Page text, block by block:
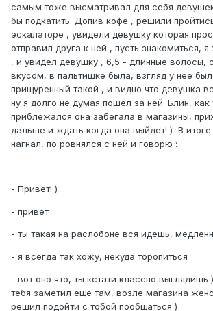
самым тоже высматривал для себя
бы подкатить. Допив кофе , решили
эскалаторе , увидели девушку которая
отправил друга к ней , пусть знакомиться,
, и увидел девушку , 6,5 - длинные волосы,
вкусом, в пальтишке была, взгляд у нее
прищуренный такой , и видно что девушка
ну я долго не думая пошел за ней. Блин, как
приблежался она забегала в магазины,
дальше и ждать когда она выйдет! ) В
нагнал, по ровнялся с ней и говорю :
- Привет! )
- привет
- ты такая на раслобоне вся идешь,
- я всегда так хожу, некуда торопиться
- вот оно что, ты кстати классно выглядишь
тебя заметил еще там, возле магазина
решил подойти с тобой пообщаться )